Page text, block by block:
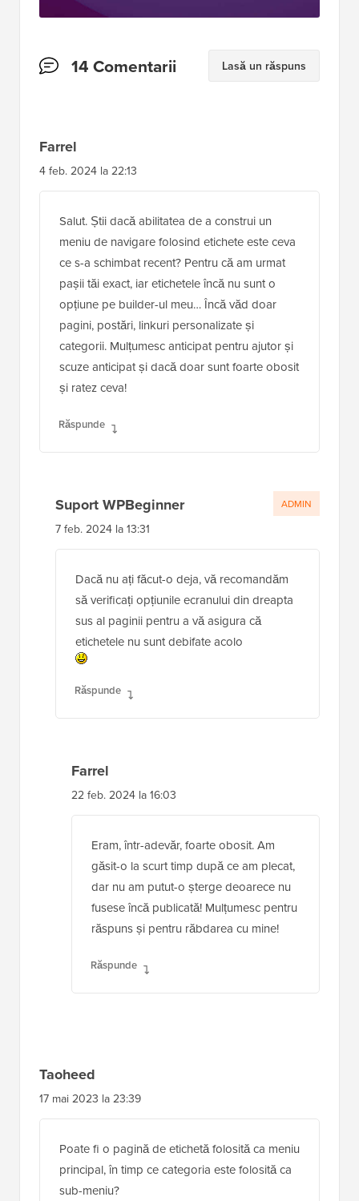
Interacțiuni
14 Comentarii Lasă un răspuns
Farrel
4 feb. 2024 la 22:13
Salut. Știi dacă abilitatea de a construi un
meniu de navigare folosind etichete este ceva
ce s-a schimbat recent? Pentru că am urmat
pașii tăi exact, iar etichetele încă nu sunt o
opțiune pe builder-ul meu… Încă văd doar
pagini, postări, linkuri personalizate și
categorii. Mulțumesc anticipat pentru ajutor și
scuze anticipat și dacă doar sunt foarte obosit
și ratez ceva!
Răspunde
Suport WPBeginner
7 feb. 2024 la 13:31
Dacă nu ați făcut-o deja, vă recomandăm
să verificați opțiunile ecranului din dreapta
sus al paginii pentru a vă asigura că
etichetele nu sunt debifate acolo
Răspunde
ADMIN
Farrel
22 feb. 2024 la 16:03
Eram, într-adevăr, foarte obosit. Am
găsit-o la scurt timp după ce am plecat,
dar nu am putut-o șterge deoarece nu
fusese încă publicată! Mulțumesc pentru
răspuns și pentru răbdarea cu mine!
Răspunde
Taoheed
17 mai 2023 la 23:39
Poate fi o pagină de etichetă folosită ca meniu
principal, în timp ce categoria este folosită ca
sub-meniu?